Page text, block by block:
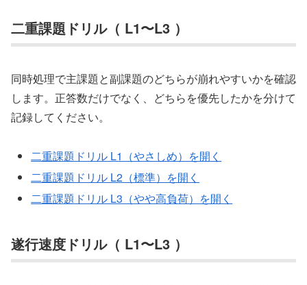
二重課題ドリル（ L1〜L3 ）
同時処理で主課題と副課題のどちらが崩れやすいかを確認
します。正答数だけでなく、どちらを優先したかを分けて
記録してください。
二重課題ドリル L1（やさしめ）を開く
二重課題ドリル L2（標準）を開く
二重課題ドリル L3（やや高負荷）を開く
遂行速度ドリル（ L1〜L3 ）